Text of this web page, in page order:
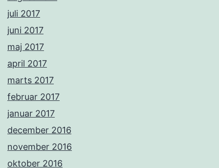
juli 2017
juni 2017
maj 2017
april 2017
marts 2017
februar 2017
januar 2017
december 2016
november 2016
oktober 2016